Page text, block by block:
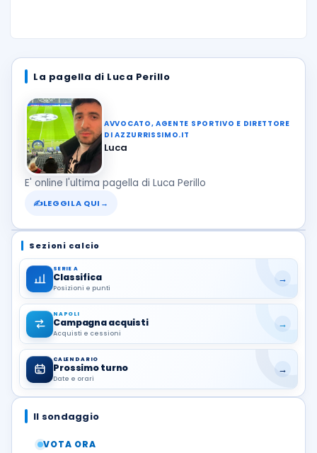
La pagella di Luca Perillo
AVVOCATO, AGENTE SPORTIVO E DIRETTORE
DI AZZURRISSIMO.IT
Luca
E' online l'ultima pagella di Luca Perillo
✍LEGGILA QUI →
Sezioni calcio
SERIE A
Classifica
Posizioni e punti
→
NAPOLI
Campagna acquisti
Acquisti e cessioni
→
CALENDARIO
Prossimo turno
Date e orari
→
Il sondaggio
VOTA ORA